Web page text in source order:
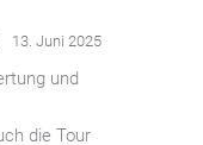
13. Juni 2025
und
die Tour